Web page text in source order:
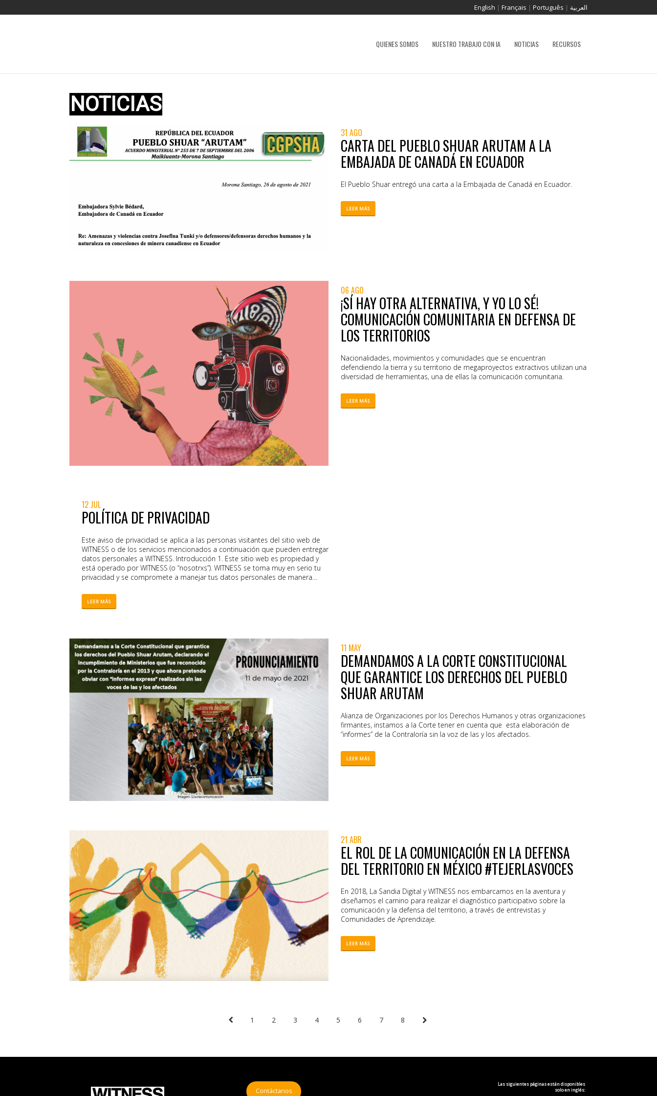
English | Français | Português | العربية
QUIENES SOMOS NUESTRO TRABAJO CON IA NOTICIAS RECURSOS
31 AGO
CARTA DEL PUEBLO SHUAR ARUTAM A LA
EMBAJADA DE CANADÁ EN ECUADOR
El Pueblo Shuar entregó una carta a la Embajada de Canadá en Ecuador.
LEER MÁS
06 AGO
¡SÍ HAY OTRA ALTERNATIVA, Y YO LO SÉ!
COMUNICACIÓN COMUNITARIA EN DEFENSA DE
LOS TERRITORIOS
Nacionalidades, movimientos y comunidades que se encuentran
defendiendo la tierra y su territorio de megaproyectos extractivos utilizan una
diversidad de herramientas, una de ellas la comunicación comunitaria.
LEER MÁS
12 JUL
POLÍTICA DE PRIVACIDAD
Este aviso de privacidad se aplica a las personas visitantes del sitio web de
WITNESS o de los servicios mencionados a continuación que pueden entregar
datos personales a WITNESS. Introducción 1. Este sitio web es propiedad y
está operado por WITNESS (o “nosotrxs”). WITNESS se toma muy en serio tu
privacidad y se compromete a manejar tus datos personales de manera
recopilamos y el uso que hacemos de ellos. Este aviso de privacidad se
aplica a todos los datos personales recopilados y utilizados por nosotrxs
personales Retención de datos Redes sociales y otros sitios web Divulgación
y transferencia de datos personales Tus derechos Contacto 3. Quiénes
somos WITNESS es una organización sin ánimo de lucro cuya misión es
LEER MÁS
11 MAY
DEMANDAMOS A LA CORTE CONSTITUCIONAL
QUE GARANTICE LOS DERECHOS DEL PUEBLO
SHUAR ARUTAM
Alianza de Organizaciones por los Derechos Humanos y otras organizaciones
firmantes, instamos a la Corte tener en cuenta que esta elaboración de
“informes” de la Contraloría sin la voz de las y los afectados.
LEER MÁS
21 ABR
EL ROL DE LA COMUNICACIÓN EN LA DEFENSA
DEL TERRITORIO EN MÉXICO #TEJERLASVOCES
En 2018, La Sandia Digital y WITNESS nos embarcamos en la aventura y
diseñamos el camino para realizar el diagnóstico participativo sobre la
comunicación y la defensa del territorio, a través de entrevistas y
Comunidades de Aprendizaje.
LEER MÁS
1 2 3 4 5 6 7 8
Contáctanos
Las siguientes páginas están disponibles
solo en inglés: